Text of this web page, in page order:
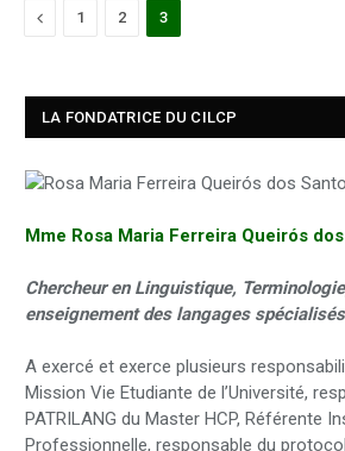
Précédent
1 2 3
LA FONDATRICE DU CILCP
Mme Rosa Maria Ferreira Queirós
Chercheur en Linguistique,
enseignement des langages
A exercé et exerce plusieurs
Mission Vie Etudiante de l’Université,
PATRILANG du Master HCP, Référente
Professionnelle, responsable du